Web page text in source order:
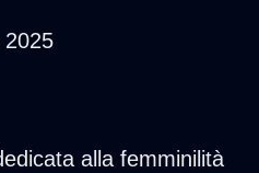
2025
alla femminilità